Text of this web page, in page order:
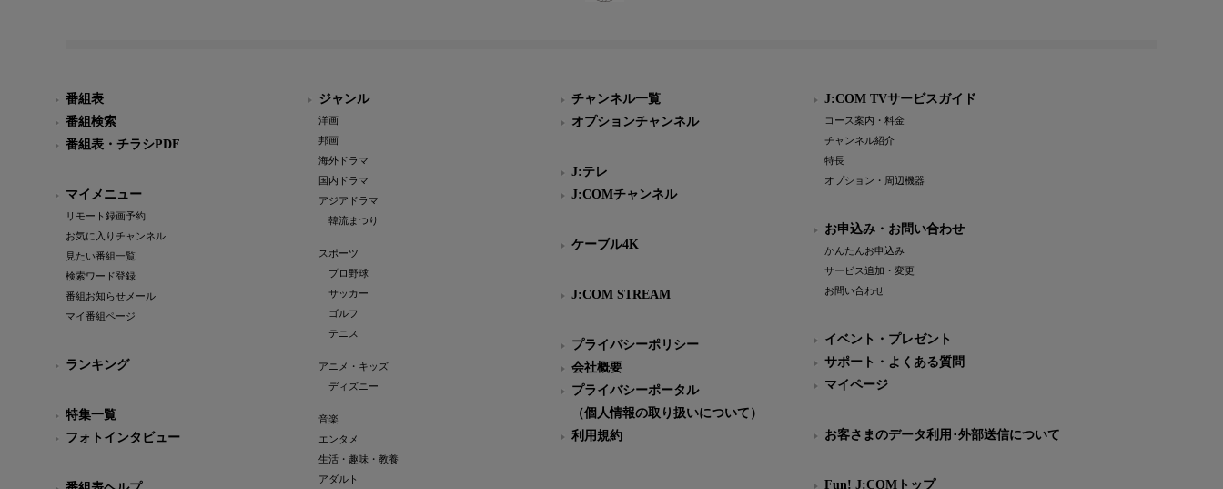
番組表
番組検索
番組表・チラシPDF
マイメニュー
リモート録画予約
お気に入りチャンネル
見たい番組一覧
検索ワード登録
番組お知らせメール
マイ番組ページ
ランキング
特集一覧
フォトインタビュー
ジャンル
洋画
邦画
海外ドラマ
国内ドラマ
アジアドラマ
韓流まつり
スポーツ
プロ野球
サッカー
ゴルフ
テニス
アニメ・キッズ
ディズニー
音楽
エンタメ
生活・趣味・教養
アダルト
チャンネル一覧
オプションチャンネル
J:テレ
J:COMチャンネル
ケーブル4K
J:COM STREAM
プライバシーポリシー
会社概要
プライバシーポータル
（個人情報の取り扱いについて）
利用規約
J:COM TVサービスガイド
コース案内・料金
チャンネル紹介
特長
オプション・周辺機器
お申込み・お問い合わせ
かんたんお申込み
サービス追加・変更
お問い合わせ
イベント・プレゼント
サポート・よくある質問
マイページ
お客さまのデータ利用･外部送信について
Fun! J:COMトップ